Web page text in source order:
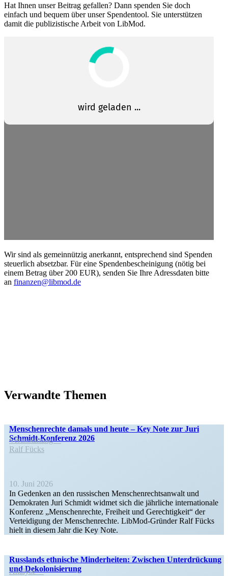
Hat Ihnen unser Beitrag gefallen? Dann spenden Sie doch
einfach und bequem über unser Spendentool. Sie unter­stützen
damit die publi­zis­tische Arbeit von LibMod.
Wir sind als gemein­nützig anerkannt, entspre­chend sind Spenden
steuerlich absetzbar. Für eine Spenden­be­schei­nigung (nötig bei
einem Betrag über 200 EUR), senden Sie Ihre Adress­daten bitte
an finanzen@libmod.de
Verwandte Themen
Menschen­rechte damals und heute – Key Note zur Juri
Schmidt-Konferenz 2026
Veran­staltung
Ralf Fücks
10. Juni 2026
In Gedenken an den russi­schen Menschen­rechts­anwalt und
Demokraten Juri Schmidt widmet sich die jährliche inter­na­tionale
Konferenz „Menschen­rechte, Freiheit und Gerech­tigkeit“ der
Vertei­digung der Menschen­rechte. LibMod-Gründer Ralf Fücks
hielt in diesem Jahr die Key Note.
Russ­lands eth­ni­sche Min­der­hei­ten: Zwi­schen Unter­drü­ckung
und Dekolonisierung
Analyse